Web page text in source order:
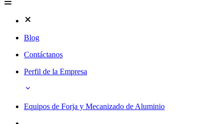
Blog
Contáctanos
Perfil de la Empresa
Equipos de Forja y Mecanizado de Aluminio